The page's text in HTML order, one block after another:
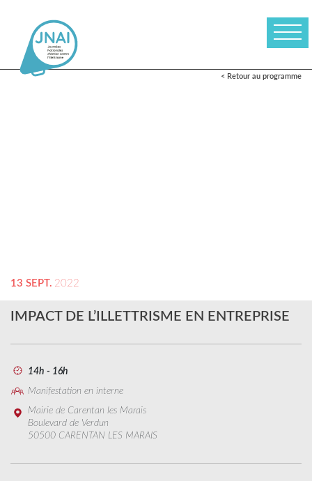
< Retour au programme
13 SEPT. 2022
IMPACT DE L’ILLETTRISME EN ENTREPRISE
14h - 16h
Manifestation en interne
Mairie de Carentan les Marais
Boulevard de Verdun
50500 CARENTAN LES MARAIS